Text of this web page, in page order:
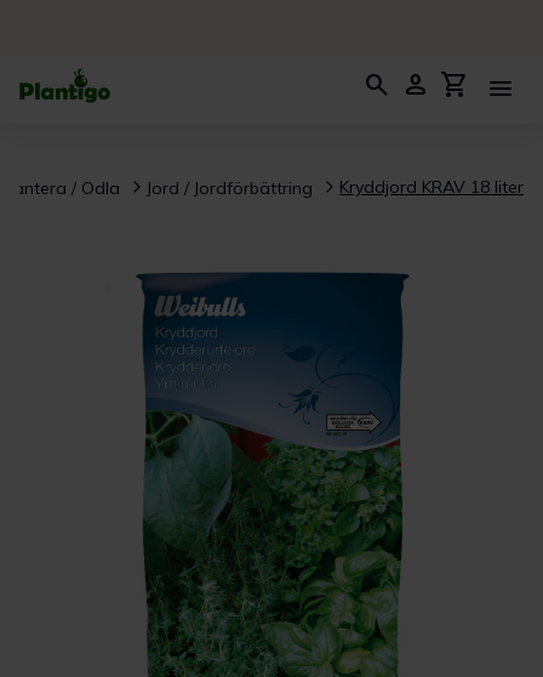
search person shopping_cart menu
Plantera / Odla Jord / Jordförbättring Kryddjord KRAV 18 liter